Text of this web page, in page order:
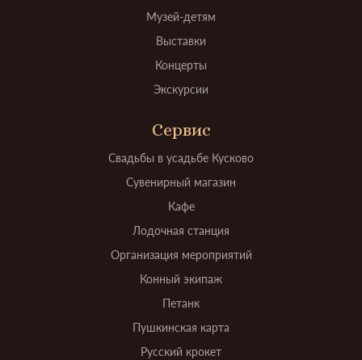
Музей-детям
Выставки
Концерты
Экскурсии
Сервис
Свадьбы в усадьбе Кусково
Сувенирный магазин
Кафе
Лодочная станция
Организация мероприятий
Конный экипаж
Петанк
Пушкинская карта
Русский крокет